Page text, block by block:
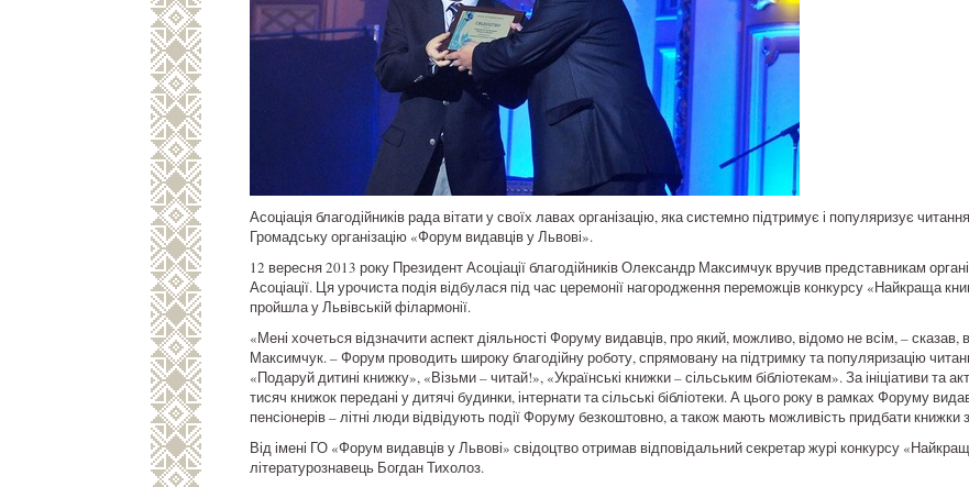
Асоціація благодійників рада вітати у своїх лавах організацію, яка системно підтримує і популяризує
Громадську організацію «Форум видавців у Львові».
12 вересня 2013 року Президент Асоціації благодійників Олександр Максимчук вручив представникам
Асоціації. Ця урочиста подія відбулася під час церемонії нагородження переможців конкурсу «Найкраща
пройшла у Львівській філармонії.
«Мені хочеться відзначити аспект діяльності Форуму видавців, про який, можливо, відомо не всім, –
Максимчук. – Форум проводить широку благодійну роботу, спрямовану на підтримку та популяризацію
«Подаруй дитині книжку», «Візьми – читай!», «Українські книжки – сільським бібліотекам». За ініціативи та
тисяч книжок передані у дитячі будинки, інтернати та сільські бібліотеки. А цього року в рамках Форуму
пенсіонерів – літні люди відвідують події Форуму безкоштовно, а також мають можливість придбати книжки
Від імені ГО «Форум видавців у Львові» свідоцтво отримав відповідальний секретар журі конкурсу
літературознавець Богдан Тихолоз.